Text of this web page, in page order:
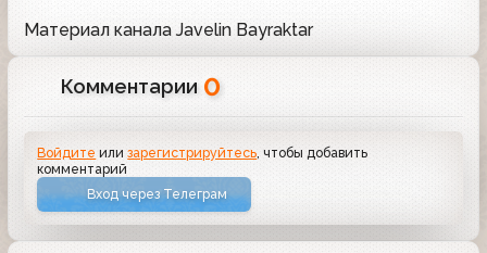
Материал канала Javelin Bayraktar
Комментарии 0
Войдите илизарегистрируйтесь , чтобы добавить
комментарий
Вход через Телеграм